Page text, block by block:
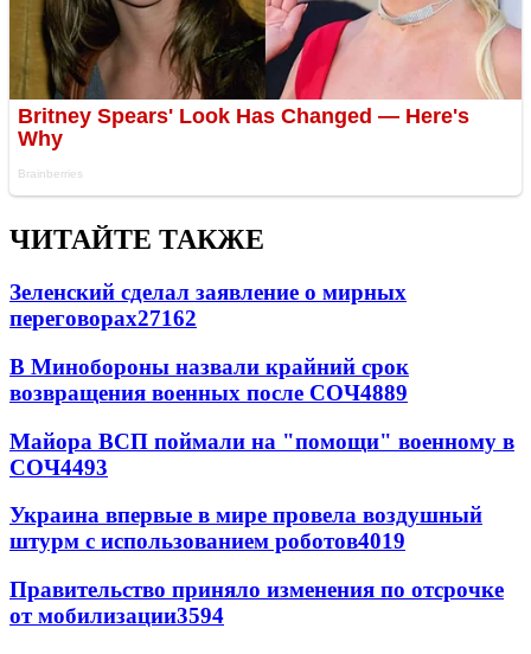
ЧИТАЙТЕ ТАКЖЕ
Зеленский сделал заявление о мирных
переговорах27162
В Минобороны назвали крайний срок
возвращения военных после СОЧ4889
Майора ВСП поймали на "помощи" военному в
СОЧ4493
Украина впервые в мире провела воздушный
штурм с использованием роботов4019
Правительство приняло изменения по отсрочке
от мобилизации3594